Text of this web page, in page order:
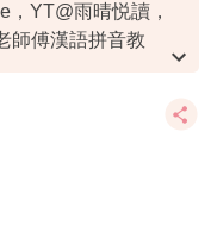
YT@雨晴悦讀，
師傅漢語拼音教